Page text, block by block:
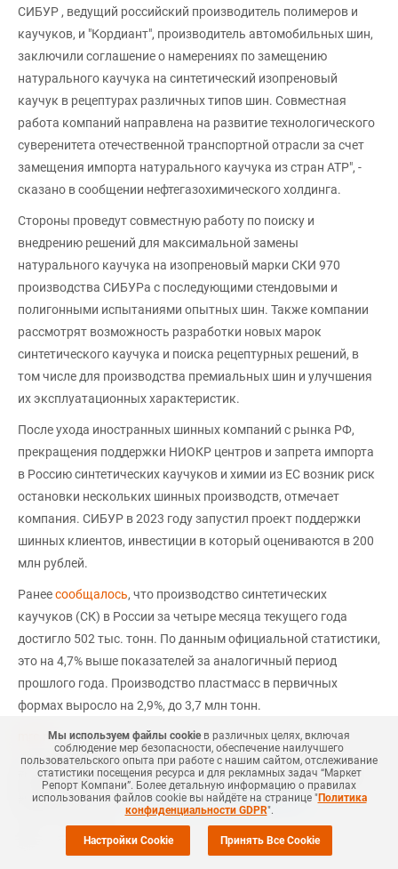
СИБУР , ведущий российский производитель полимеров и
каучуков, и "Кордиант", производитель автомобильных шин,
заключили соглашение о намерениях по замещению
натурального каучука на синтетический изопреновый
каучук в рецептурах различных типов шин. Совместная
работа компаний направлена на развитие технологического
суверенитета отечественной транспортной отрасли за счет
замещения импорта натурального каучука из стран АТР", -
сказано в сообщении нефтегазохимического холдинга.
Стороны проведут совместную работу по поиску и
внедрению решений для максимальной замены
натурального каучука на изопреновый марки СКИ 970
производства СИБУРа с последующими стендовыми и
полигонными испытаниями опытных шин. Также компании
рассмотрят возможность разработки новых марок
синтетического каучука и поиска рецептурных решений, в
том числе для производства премиальных шин и улучшения
их эксплуатационных характеристик.
После ухода иностранных шинных компаний с рынка РФ,
прекращения поддержки НИОКР центров и запрета импорта
в Россию синтетических каучуков и химии из ЕС возник риск
остановки нескольких шинных производств, отмечает
компания. СИБУР в 2023 году запустил проект поддержки
шинных клиентов, инвестиции в который оцениваются в 200
млн рублей.
Ранеесообщалось, что производство синтетических
каучуков (СК) в России за четыре месяца текущего года
достигло 502 тыс. тонн. По данным официальной статистики,
это на 4,7% выше показателей за аналогичный период
прошлого года. Производство пластмасс в первичных
формах выросло на 2,9%, до 3,7 млн тонн.
mrc.ru
НЕФТЕХИМИЯ #РОССИЯ #НОВОСТЬ #СИБУР ХОЛДИНГ #MRC
КАУЧУК Еще 2 +Добавить все теги в фильтр
Мы используем файлы cookieв различных целях, включая
соблюдение мер безопасности, обеспечение наилучшего
пользовательского опыта при работе с нашим сайтом, отслеживание
статистики посещения ресурса и для рекламных задач “Маркет
Репорт Компани”. Более детальную информацию о правилах
использования файлов cookie вы найдёте на странице "Политика
конфиденциальности GDPR".
Настройки Cookie Принять Все Cookie